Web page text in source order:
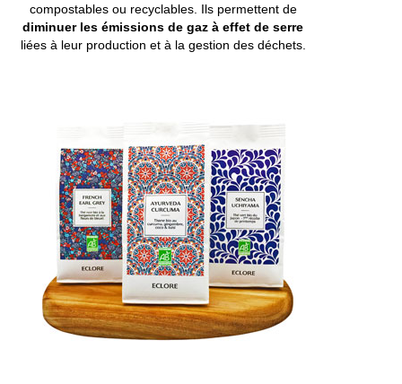
compostables ou recyclables. Ils permettent de
diminuer les émissions de gaz à effet de serre
liées à leur production et à la gestion des déchets.